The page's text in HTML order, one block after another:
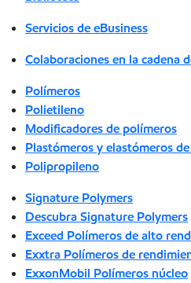
Servicios de eBusiness
Colaboraciones en la cadena
Polímeros
Polietileno
Modificadores de polímeros
Plastómeros y elastómeros
Polipropileno
Signature Polymers
Descubra Signature Polymers
Exceed Polímeros de alto
Exxtra Polímeros de
ExxonMobil Polímeros núcleo